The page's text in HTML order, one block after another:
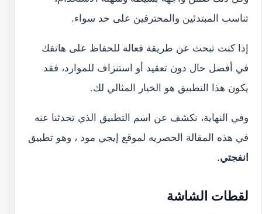
تناسب المبتدئين والمحترفين على حد سواء.
إذا كنت تبحث عن طريقة فعالة للحفاظ على هاتفك
في أفضل حال دون تعقيد أو استنزاف للموارد، فقد
يكون هذا التطبيق هو الخيار المثالي لك.
وفي النهاية، نكشف عن اسم التطبيق الذي تحدثنا عنه
في هذه المقالة الحصريه لموقع إيجي مود ، وهو تطبيق
انفجتي.
لقطات الشاشة